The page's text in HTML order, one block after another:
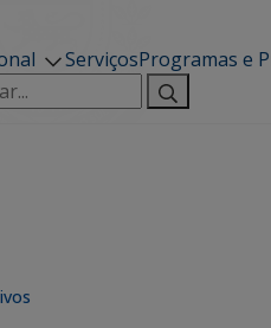
ServiçosProgramas e